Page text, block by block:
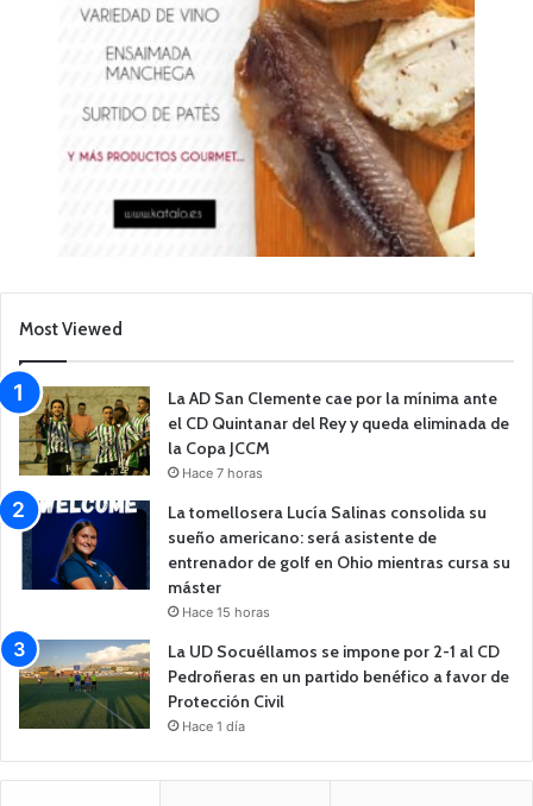
Most Viewed
La AD San Clemente cae por la mínima ante
el CD Quintanar del Rey y queda eliminada de
la Copa JCCM
Hace 7 horas
La tomellosera Lucía Salinas consolida su
sueño americano: será asistente de
entrenador de golf en Ohio mientras cursa su
máster
Hace 15 horas
La UD Socuéllamos se impone por 2-1 al CD
Pedroñeras en un partido benéfico a favor de
Protección Civil
Hace 1 día